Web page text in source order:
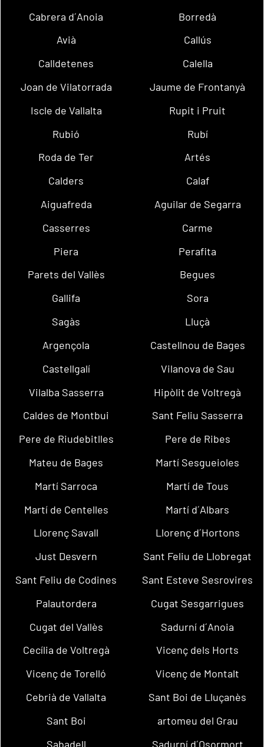
Cabrera d´Anoia
Borredà
Avià
Callús
Calldetenes
Calella
Joan de Vilatorrada
Jaume de Frontanyà
Iscle de Vallalta
Rupit i Pruit
Rubió
Rubí
Roda de Ter
Artés
Calders
Calaf
Aiguafreda
Aguilar de Segarra
Casserres
Carme
Piera
Perafita
Parets del Vallès
Begues
Gallifa
Sora
Sagàs
Lluçà
Argençola
Castellnou de Bages
Castellgalí
Vilanova de Sau
Vilalba Sasserra
Hipòlit de Voltregà
Caldes de Montbui
Sant Feliu Sasserra
Pere de Riudebitlles
Pere de Ribes
Mateu de Bages
Martí Sesgueioles
Martí Sarroca
Martí de Tous
Martí de Centelles
Martí d´Albars
Llorenç Savall
Llorenç d´Hortons
Just Desvern
Sant Feliu de Llobregat
Sant Feliu de Codines
Sant Esteve Sesrovires
Palautordera
Cugat Sesgarrigues
Cugat del Vallès
Sadurní d´Anoia
Cecília de Voltregà
Vicenç dels Horts
Vicenç de Torelló
Vicenç de Montalt
Cebrià de Vallalta
Sant Boi de Lluçanès
Sant Boi
artomeu del Grau
Sabadell
Sadurní d´Osormort